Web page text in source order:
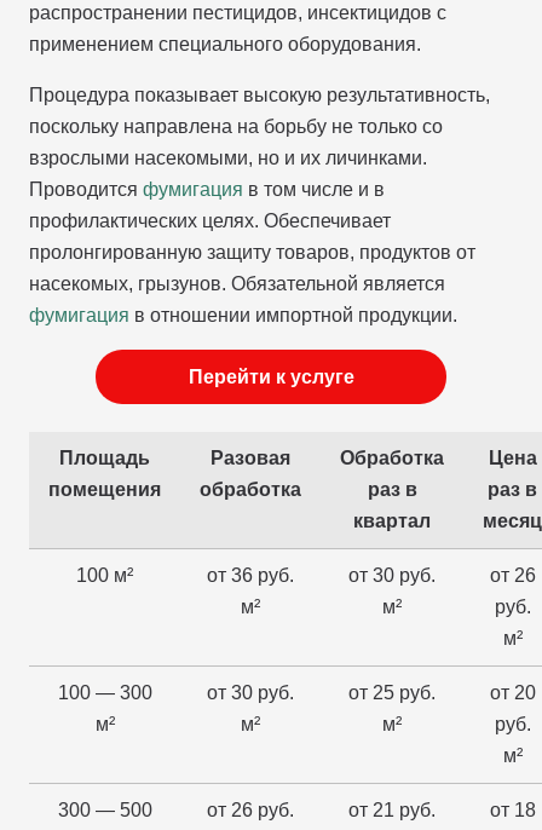
распространении пестицидов, инсектицидов с
применением специального оборудования.
Процедура показывает высокую результативность,
поскольку направлена на борьбу не только со
взрослыми насекомыми, но и их личинками.
Проводится фумигация в том числе и в
профилактических целях. Обеспечивает
пролонгированную защиту товаров, продуктов от
насекомых, грызунов. Обязательной является
фумигация в отношении импортной продукции.
Перейти к услуге
Площадь
помещения
Разовая
обработка
Обработка
раз в
квартал
Цена
раз в
месяц
100 м²
от 36 руб.
м²
от 30 руб.
м²
от 26
руб.
м²
100 — 300
м²
от 30 руб.
м²
от 25 руб.
м²
от 20
руб.
м²
300 — 500
от 26 руб.
от 21 руб.
от 18